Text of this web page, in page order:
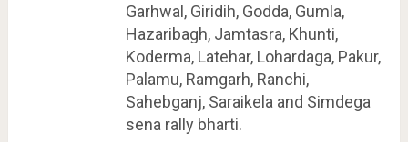
Garhwal, Giridih, Godda, Gumla,
Hazaribagh, Jamtasra, Khunti,
Koderma, Latehar, Lohardaga, Pakur,
Palamu, Ramgarh, Ranchi,
Sahebganj, Saraikela and Simdega
sena rally bharti.